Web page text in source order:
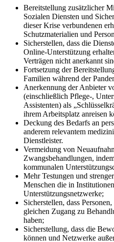
Bereitstellung zusätzlicher
Sozialen Diensten und
dieser Krise verbundenen
Schutzmaterialien und
Sicherstellen, dass die
Online-Unterstützung
Verträgen nicht anerkannt
Fortsetzung der
Familien während der
Anerkennung der Anbieter
(einschließlich Pflege-,
Assistenten) als
ihrem Arbeitsplatz anreisen
Deckung des Bedarfs an
anderem relevantem
Dienstleister.
Vermeidung von
Zwangsbehandlungen,
kommunalen
Mehr Testungen und
Menschen die in
Unterstützungsnetzwerke;
Sicherstellen, dass
gleichen Zugang zu
haben;
Sicherstellung, dass die
können und Netzwerke